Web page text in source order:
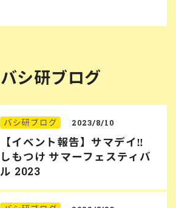
バシ研ブログ
バシ研ブログ 2023/8/10
【イベント報告】サマデイ‼︎
しもつけ サマーフェスティバ
ル 2023